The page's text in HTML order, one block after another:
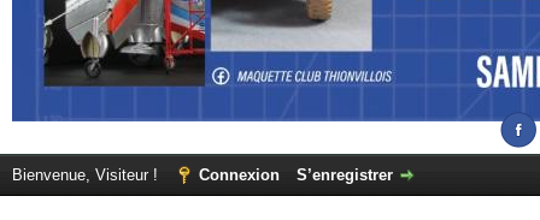
Bienvenue, Visiteur ! Connexion S’enregistrer